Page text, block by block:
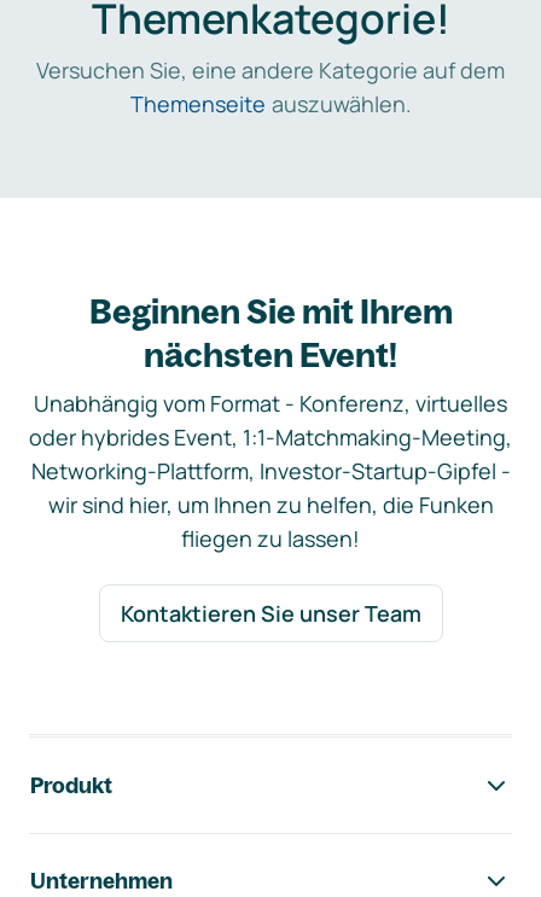
Themenkategorie!
Versuchen Sie, eine andere Kategorie auf dem
Themenseite auszuwählen.
Beginnen Sie mit Ihrem
nächsten Event!
Unabhängig vom Format - Konferenz, virtuelles
oder hybrides Event, 1:1-Matchmaking-Meeting,
Networking-Plattform, Investor-Startup-Gipfel -
wir sind hier, um Ihnen zu helfen, die Funken
fliegen zu lassen!
Kontaktieren Sie unser Team
Produkt
Unternehmen